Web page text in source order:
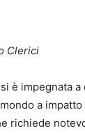
Clerici
si è impegnata
a
richiede